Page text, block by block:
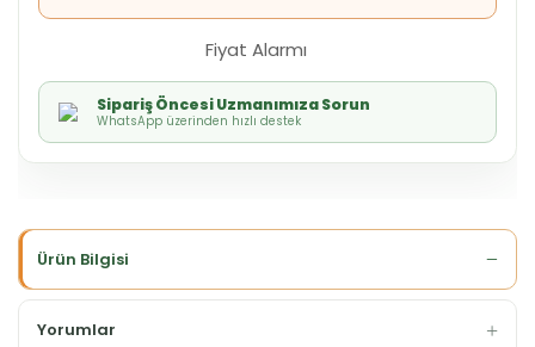
Fiyat Alarmı
Sipariş Öncesi Uzmanımıza Sorun
WhatsApp üzerinden hızlı destek
Ürün Bilgisi
Yorumlar